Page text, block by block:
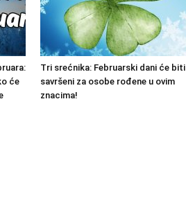
će
Tri srećnika: Februarski dani će biti
savršeni za osobe rođene u ovim
znacima!